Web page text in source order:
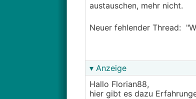
austauschen, mehr nicht.
Neuer fehlender Thread:
▾ Anzeige
Hallo Florian88,
hier gibt es dazu